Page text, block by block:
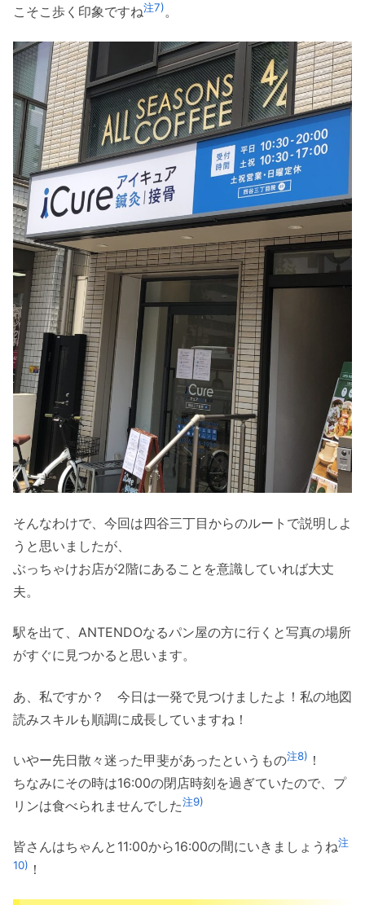
こそこ歩く印象ですね注7)。
そんなわけで、今回は四谷三丁目からのルートで説明しよ
うと思いましたが、
ぶっちゃけお店が2階にあることを意識していれば大丈
夫。
駅を出て、ANTENDOなるパン屋の方に行くと写真の場所
がすぐに見つかると思います。
あ、私ですか？ 今日は一発で見つけましたよ！私の地図
読みスキルも順調に成長していますね！
いやー先日散々迷った甲斐があったというもの注8) ！
ちなみにその時は16:00の閉店時刻を過ぎていたので、プ
リンは食べられませんでした注9)
皆さんはちゃんと11:00から16:00の間にいきましょうね注
10) ！